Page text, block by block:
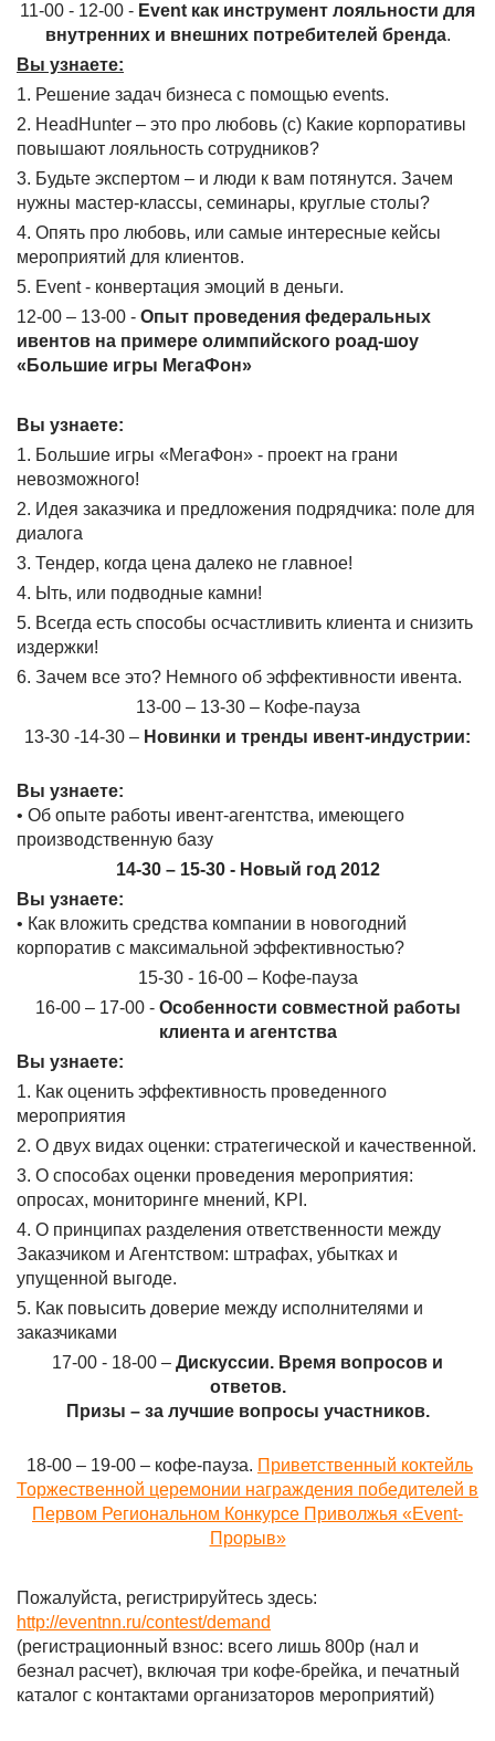
11-00 - 12-00 - Event как инструмент лояльности для
внутренних и внешних потребителей бренда.
Вы узнаете:
1. Решение задач бизнеса с помощью events.
2. HeadHunter – это про любовь (с) Какие корпоративы
повышают лояльность сотрудников?
3. Будьте экспертом – и люди к вам потянутся. Зачем
нужны мастер-классы, семинары, круглые столы?
4. Опять про любовь, или самые интересные кейсы
мероприятий для клиентов.
5. Event - конвертация эмоций в деньги.
12-00 – 13-00 - Опыт проведения федеральных
ивентов на примере олимпийского роад-шоу
«Большие игры МегаФон»
Вы узнаете:
1. Большие игры «МегаФон» - проект на грани
невозможного!
2. Идея заказчика и предложения подрядчика: поле для
диалога
3. Тендер, когда цена далеко не главное!
4. Ыть, или подводные камни!
5. Всегда есть способы осчастливить клиента и снизить
издержки!
6. Зачем все это? Немного об эффективности ивента.
13-00 – 13-30 – Кофе-пауза
13-30 -14-30 – Новинки и тренды ивент-индустрии:
Вы узнаете:
• Об опыте работы ивент-агентства, имеющего
производственную базу
14-30 – 15-30 - Новый год 2012
Вы узнаете:
• Как вложить средства компании в новогодний
корпоратив с максимальной эффективностью?
15-30 - 16-00 – Кофе-пауза
16-00 – 17-00 - Особенности совместной работы
клиента и агентства
Вы узнаете:
1. Как оценить эффективность проведенного
мероприятия
2. О двух видах оценки: стратегической и качественной.
3. О способах оценки проведения мероприятия:
опросах, мониторинге мнений, KPI.
4. О принципах разделения ответственности между
Заказчиком и Агентством: штрафах, убытках и
упущенной выгоде.
5. Как повысить доверие между исполнителями и
заказчиками
17-00 - 18-00 – Дискуссии. Время вопросов и
ответов.
Призы – за лучшие вопросы участников.
18-00 – 19-00 – кофе-пауза. Приветственный коктейль
Торжественной церемонии награждения победителей в
Первом Региональном Конкурсе Приволжья «Event-
Прорыв»
Пожалуйста, регистрируйтесь здесь:
http://eventnn.ru/contest/demand
(регистрационный взнос: всего лишь 800р (нал и
безнал расчет), включая три кофе-брейка, и печатный
каталог с контактами организаторов мероприятий)